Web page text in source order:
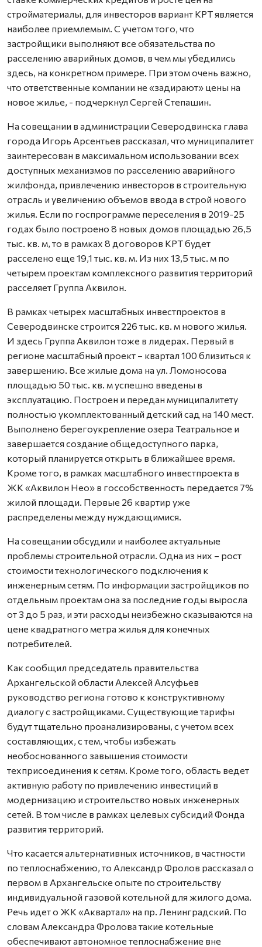
стройматериалы, для инвесторов вариант КРТ является
наиболее приемлемым. С учетом того, что
застройщики выполняют все обязательства по
расселению аварийных домов, в чем мы убедились
здесь, на конкретном примере. При этом очень важно,
что ответственные компании не «задирают» цены на
новое жилье, - подчеркнул Сергей Степашин.
На совещании в администрации Северодвинска глава
города Игорь Арсентьев рассказал, что муниципалитет
заинтересован в максимальном использовании всех
доступных механизмов по расселению аварийного
жилфонда, привлечению инвесторов в строительную
отрасль и увеличению объемов ввода в строй нового
жилья. Если по госпрограмме переселения в 2019-25
годах было построено 8 новых домов площадью 26,5
тыс. кв. м, то в рамках 8 договоров КРТ будет
расселено еще 19,1 тыс. кв. м. Из них 13,5 тыс. м по
четырем проектам комплексного развития территорий
расселяет Группа Аквилон.
В рамках четырех масштабных инвестпроектов в
Северодвинске строится 226 тыс. кв. м нового жилья.
И здесь Группа Аквилон тоже в лидерах. Первый в
регионе масштабный проект – квартал 100 близиться к
завершению. Все жилые дома на ул. Ломоносова
площадью 50 тыс. кв. м успешно введены в
эксплуатацию. Построен и передан муниципалитету
полностью укомплектованный детский сад на 140 мест.
Выполнено берегоукрепление озера Театральное и
завершается создание общедоступного парка,
который планируется открыть в ближайшее время.
Кроме того, в рамках масштабного инвестпроекта в
ЖК «Аквилон Нео» в госсобственность передается 7%
жилой площади. Первые 26 квартир уже
распределены между нуждающимися.
На совещании обсудили и наиболее актуальные
проблемы строительной отрасли. Одна из них – рост
стоимости технологического подключения к
инженерным сетям. По информации застройщиков по
отдельным проектам она за последние годы выросла
от 3 до 5 раз, и эти расходы неизбежно сказываются на
цене квадратного метра жилья для конечных
потребителей.
Как сообщил председатель правительства
Архангельской области Алексей Алсуфьев
руководство региона готово к конструктивному
диалогу с застройщиками. Существующие тарифы
будут тщательно проанализированы, с учетом всех
составляющих, с тем, чтобы избежать
необоснованного завышения стоимости
техприсоединения к сетям. Кроме того, область ведет
активную работу по привлечению инвестиций в
модернизацию и строительство новых инженерных
сетей. В том числе в рамках целевых субсидий Фонда
развития территорий.
Что касается альтернативных источников, в частности
по теплоснабжению, то Александр Фролов рассказал о
первом в Архангельске опыте по строительству
индивидуальной газовой котельной для жилого дома.
Речь идет о ЖК «Аквартал» на пр. Ленинградский. По
словам Александра Фролова такие котельные
обеспечивают автономное теплоснабжение вне